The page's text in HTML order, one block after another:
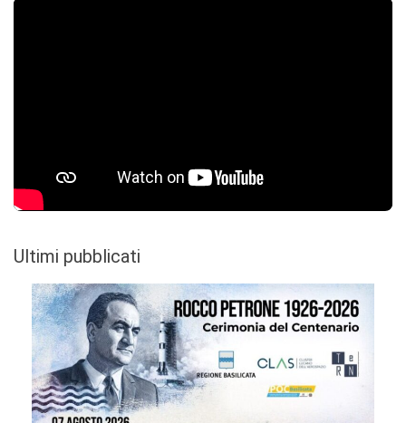
Ultimi pubblicati